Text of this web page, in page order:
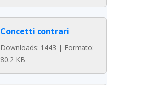
Concetti contrari
Downloads: 1443 | Formato:
80.2 KB